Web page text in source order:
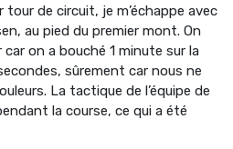
de circuit, je m’échappe avec
au pied du premier mont. On
on a bouché 1 minute sur la
sûrement car nous ne
La tactique de l’équipe de
la course, ce qui a été